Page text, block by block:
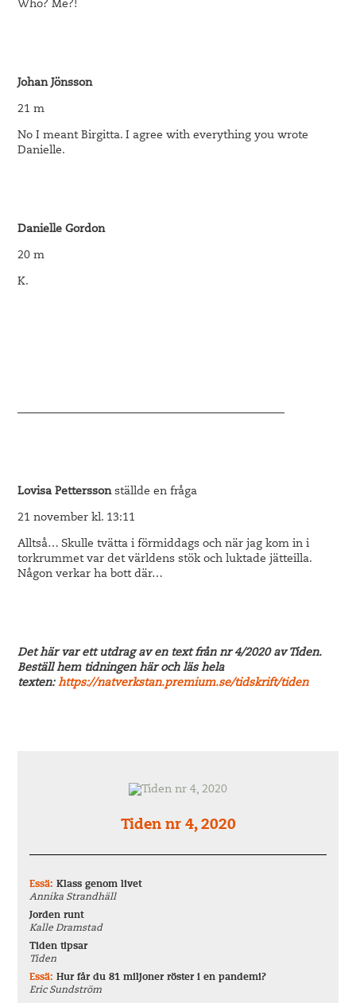
Who? Me?!
Johan Jönsson
21 m
No I meant Birgitta. I agree with everything you wrote
Danielle.
Danielle Gordon
20 m
K.
————————————————————————
Lovisa Petterssonställde en fråga
21 november kl. 13:11
Alltså… Skulle tvätta i förmiddags och när jag kom in i
torkrummet var det världens stök och luktade jätteilla.
Någon verkar ha bott där…
Det här var ett utdrag av en text från nr 4/2020 av Tiden.
Beställ hem tidningen här och läs hela
texten:https://natverkstan.premium.se/tidskrift/tiden
Tiden nr 4, 2020
Essä:Klass genom livet
Annika Strandhäll
Jorden runt
Kalle Dramstad
Tiden tipsar
Tiden
Essä:Hur får du 81 miljoner röster i en pandemi?
Eric Sundström